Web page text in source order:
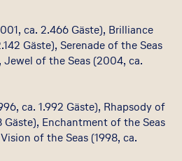
ca. 2.466 Gäste), Brilliance
Gäste), Serenade of the Seas
Jewel of the Seas (2004, ca.
ca. 1.992 Gäste), Rhapsody of
Gäste), Enchantment of the Seas
of the Seas (1998, ca.